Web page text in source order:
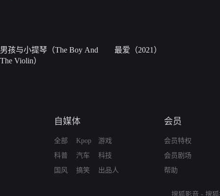
男孩与小提琴（The Boy And
The Violin）
最爱（2021）
自媒体
全部
科普
国风
Kpop
汽车
搞笑
游戏
科技
出品人
会员
会员特权
会员剧场
帮助
搜狐影音 - 搜